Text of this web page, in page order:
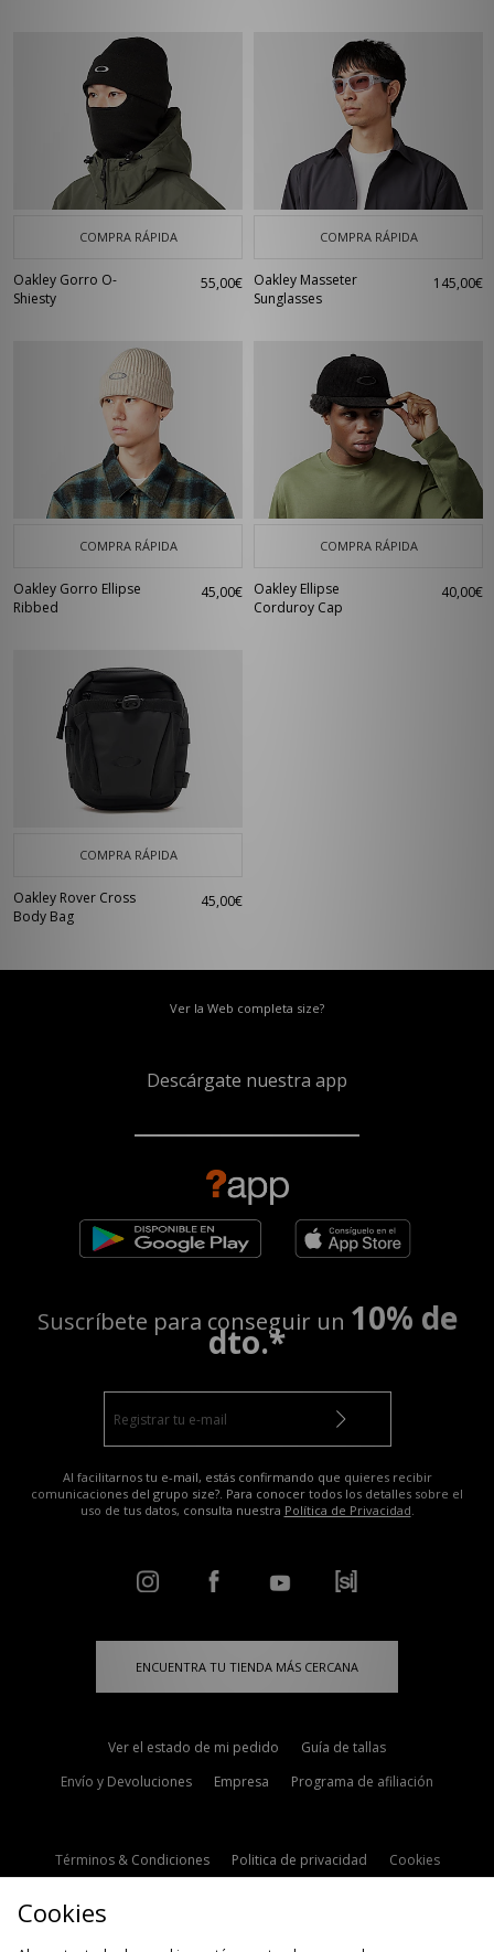
COMPRA RÁPIDA
Oakley Gorro O-
Shiesty
55,00€
COMPRA RÁPIDA
Oakley Masseter
Sunglasses
145,00€
COMPRA RÁPIDA
Oakley Gorro Ellipse
Ribbed
45,00€
COMPRA RÁPIDA
Oakley Ellipse
Corduroy Cap
40,00€
COMPRA RÁPIDA
Oakley Rover Cross
Body Bag
45,00€
Ver la Web completa size?
Descárgate nuestra app
Suscríbete para conseguir un 10% de
dto.*
Al facilitarnos tu e-mail, estás confirmando que quieres recibir
comunicaciones del grupo size?. Para conocer todos los detalles sobre el
uso de tus datos, consulta nuestra Política de Privacidad.
ENCUENTRA TU TIENDA MÁS CERCANA
Ver el estado de mi pedido
Guía de tallas
Envío y Devoluciones
Empresa Programa de afiliación
Términos & Condiciones Politica de privacidad
Cookies
Cookies